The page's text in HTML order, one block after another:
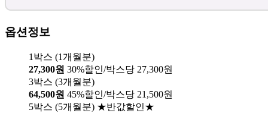
옵션정보
1박스 (1개월분)
27,300원 30%할인/박스당 27,300원
3박스 (3개월분)
64,500원 45%할인/박스당 21,500원
5박스 (5개월분) ★반값할인★